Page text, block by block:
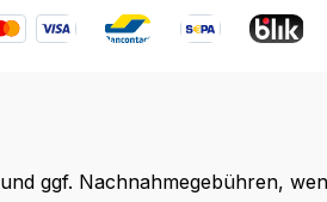
und ggf. Nachnahmegebühren,